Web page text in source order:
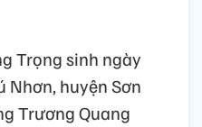
Trọng sinh ngày
huyện Sơn
Trương Quang